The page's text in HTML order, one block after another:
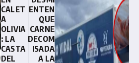
CALET
A
OLIVIA
: LA
CASTA
DEL
ENTEN
QUE
CARNE
DECOM
ISADA
A LA